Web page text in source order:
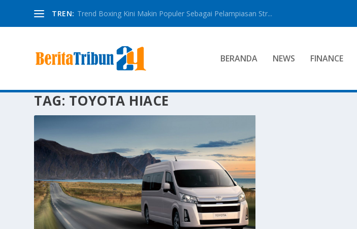
TREN: Trend Boxing Kini Makin Populer Sebagai Pelampiasan Str...
BERANDA NEWS FINANCE
TAG: TOYOTA HIACE